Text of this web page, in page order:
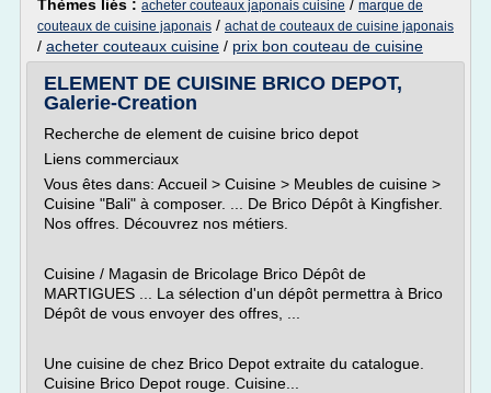
Thèmes liés : acheter couteaux japonais cuisine / marque de
couteaux de cuisine japonais / achat de couteaux de cuisine japonais
/ acheter couteaux cuisine / prix bon couteau de cuisine
ELEMENT DE CUISINE BRICO DEPOT,
Galerie-Creation
Recherche de element de cuisine brico depot
Liens commerciaux
Vous êtes dans: Accueil > Cuisine > Meubles de cuisine >
Cuisine "Bali" à composer. ... De Brico Dépôt à Kingfisher.
Nos offres. Découvrez nos métiers.
Cuisine / Magasin de Bricolage Brico Dépôt de
MARTIGUES ... La sélection d'un dépôt permettra à Brico
Dépôt de vous envoyer des offres, ...
Une cuisine de chez Brico Depot extraite du catalogue.
Cuisine Brico Depot rouge. Cuisine...